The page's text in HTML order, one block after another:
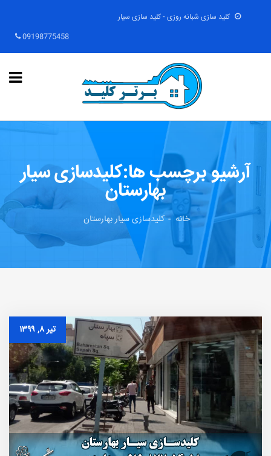
کلید سازی شبانه روزی - کلید سازی سیار
09198775458
آرشیو برچسب ها:کلیدسازی سیار
بهارستان
خانه کلیدسازی سیار بهارستان
تیر ۸, ۱۳۹۹